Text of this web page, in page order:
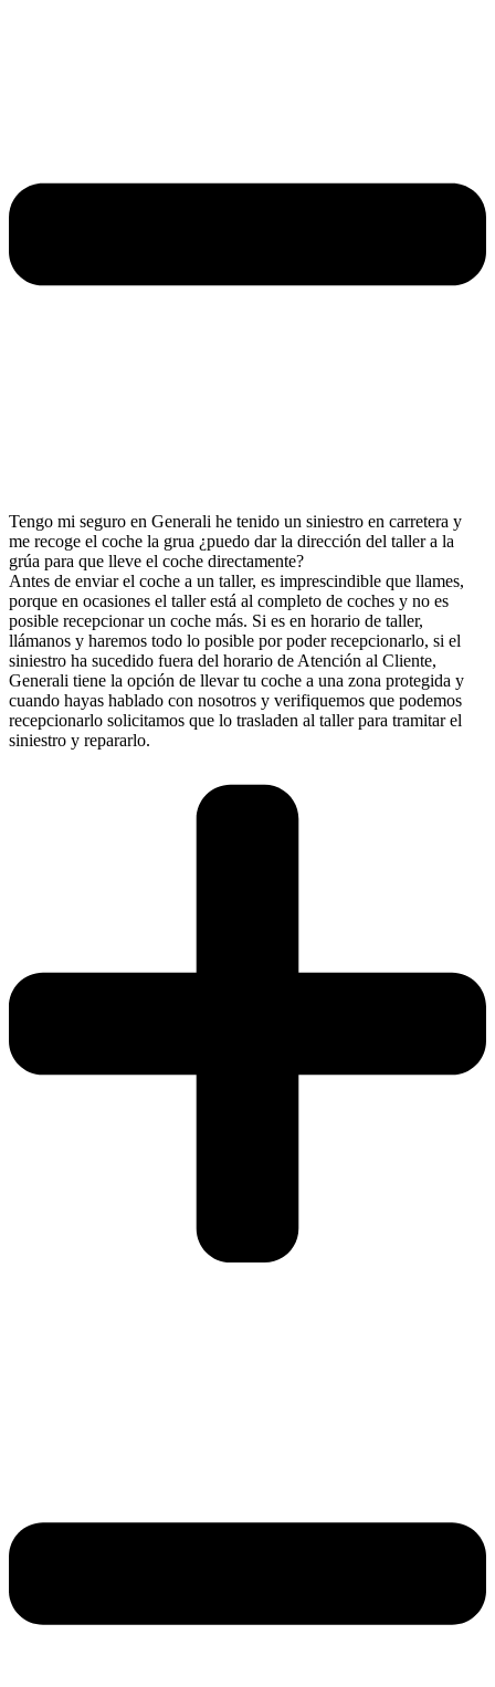
Tengo mi seguro en Generali he tenido un siniestro en carretera y
me recoge el coche la grua ¿puedo dar la dirección del taller a la
grúa para que lleve el coche directamente?
Antes de enviar el coche a un taller, es imprescindible que llames,
porque en ocasiones el taller está al completo de coches y no es
posible recepcionar un coche más. Si es en horario de taller,
llámanos y haremos todo lo posible por poder recepcionarlo, si el
siniestro ha sucedido fuera del horario de Atención al Cliente,
Generali tiene la opción de llevar tu coche a una zona protegida y
cuando hayas hablado con nosotros y verifiquemos que podemos
recepcionarlo solicitamos que lo trasladen al taller para tramitar el
siniestro y repararlo.